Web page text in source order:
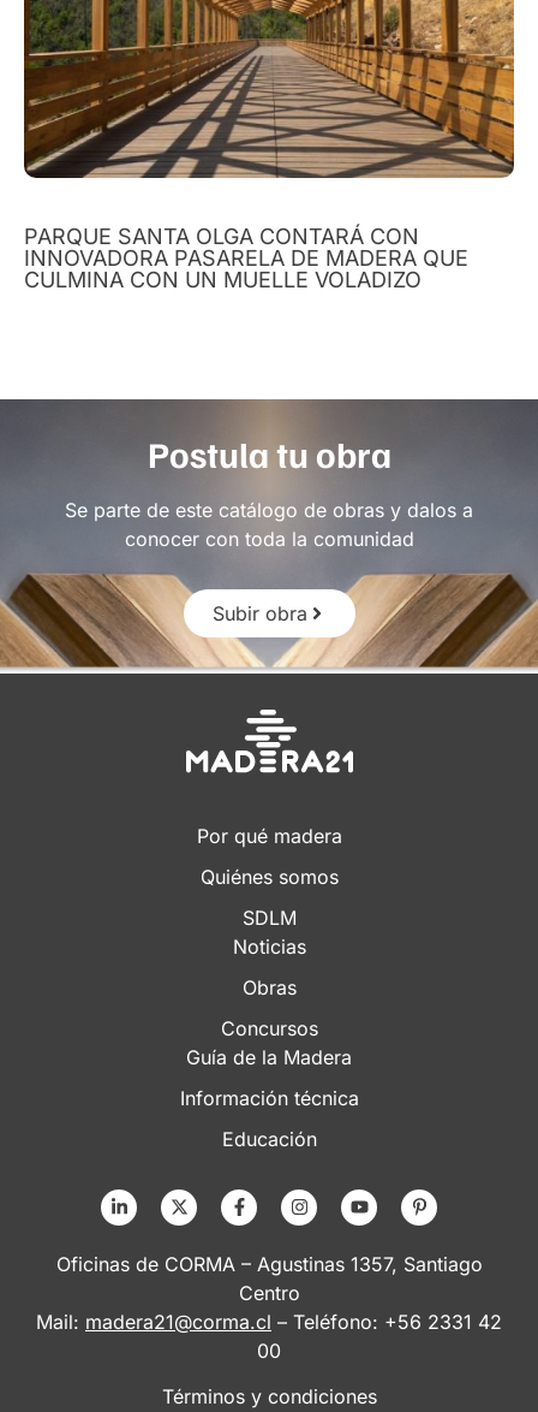
PARQUE SANTA OLGA CONTARÁ CON
INNOVADORA PASARELA DE MADERA QUE
CULMINA CON UN MUELLE VOLADIZO
Postula tu obra
Se parte de este catálogo de obras y dalos a
conocer con toda la comunidad
Subir obra
Por qué madera
Quiénes somos
SDLM
Noticias
Obras
Concursos
Guía de la Madera
Información técnica
Educación
Oficinas de CORMA – Agustinas 1357, Santiago
Centro
Mail: madera21@corma.cl – Teléfono: +56 2331 42
00
Términos y condiciones